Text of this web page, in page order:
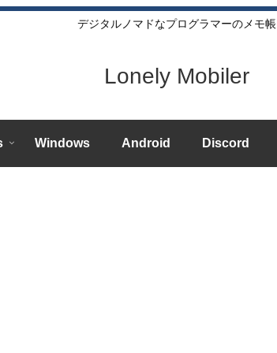
デジタルノマドなプログラマーのメモ帳
Lonely Mobiler
Windows Android Discord